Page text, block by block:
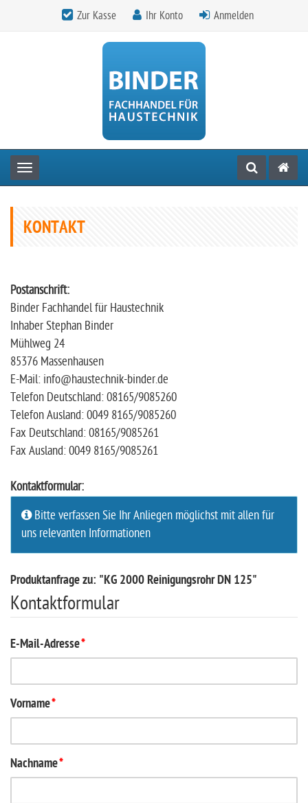
Zur Kasse Ihr Konto Anmelden
Toggle navigation
KONTAKT
Postanschrift:
Binder Fachhandel für Haustechnik
Inhaber Stephan Binder
Mühlweg 24
85376 Massenhausen
E-Mail: info@haustechnik-binder.de
Telefon Deutschland: 08165/9085260
Telefon Ausland: 0049 8165/9085260
Fax Deutschland: 08165/9085261
Fax Ausland: 0049 8165/9085261
Kontaktformular:
Bitte verfassen Sie Ihr Anliegen möglichst mit allen für
uns relevanten Informationen
Produktanfrage zu: "KG 2000 Reinigungsrohr DN 125"
Kontaktformular
E-Mail-Adresse*
Vorname*
Nachname*